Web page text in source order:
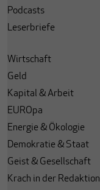
Podcasts
Leserbriefe
Wirtschaft
Geld
Kapital & Arbeit
EUROpa
Energie & Ökologie
Demokratie & Staat
Geist & Gesellschaft
Krach in der Redaktion